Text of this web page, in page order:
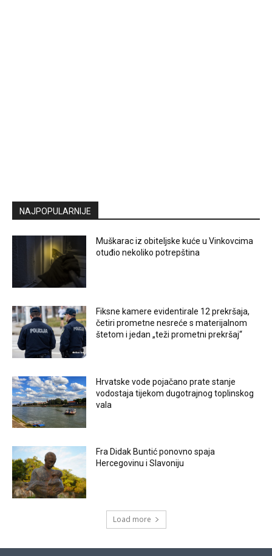
NAJPOPULARNIJE
Muškarac iz obiteljske kuće u Vinkovcima
otuđio nekoliko potrepština
Fiksne kamere evidentirale 12 prekršaja,
četiri prometne nesreće s materijalnom
štetom i jedan „teži prometni prekršaj“
Hrvatske vode pojačano prate stanje
vodostaja tijekom dugotrajnog toplinskog
vala
Fra Didak Buntić ponovno spaja
Hercegovinu i Slavoniju
Load more